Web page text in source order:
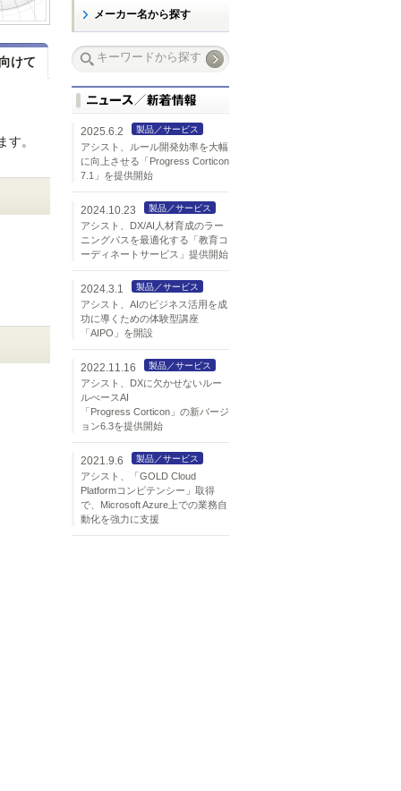
けて
。
メーカー名から探す
2025.6.2 製品／サービス
アシスト、ルール開発効率を大幅
に向上させる「Progress Corticon
7.1」を提供開始
2024.10.23 製品／サービス
アシスト、DX/AI人材育成のラー
ニングパスを最適化する「教育コ
ーディネートサービス」提供開始
2024.3.1 製品／サービス
アシスト、AIのビジネス活用を成
功に導くための体験型講座
「AIPO」を開設
2022.11.16 製品／サービス
アシスト、DXに欠かせないルー
ルべースAI
「Progress Corticon」の新バージ
ョン6.3を提供開始
2021.9.6 製品／サービス
アシスト、「GOLD Cloud
Platformコンピテンシー」取得
で、Microsoft Azure上での業務自
動化を強力に支援